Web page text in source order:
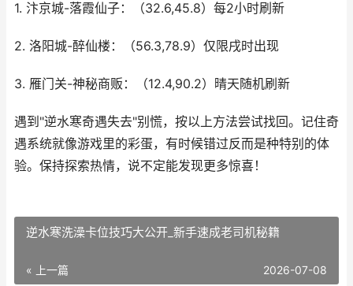
1. 汴京城-落霞仙子：（32.6,45.8）每2小时刷新
2. 洛阳城-醉仙楼：（56.3,78.9）仅限戌时出现
3. 雁门关-神秘商贩：（12.4,90.2）晴天随机刷新
遇到"逆水寒奇遇失去"别慌，按以上方法尝试找回。记住奇
遇系统就像游戏里的彩蛋，有时候错过反而是种特别的体
验。保持探索热情，说不定能发现更多惊喜！
逆水寒洗澡卡位技巧大公开_新手速成老司机秘籍
« 上一篇 2026-07-08